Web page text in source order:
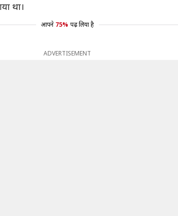
था।
आपने 75% पढ़ लिया है
ADVERTISEMENT